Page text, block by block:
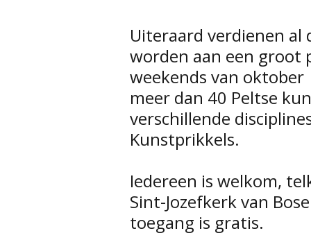
Uiteraard verdienen
worden aan een groot
weekends van oktober
meer dan 40 Peltse
verschillende
Kunstprikkels.
Iedereen is welkom,
Sint-Jozefkerk van
toegang is gratis.